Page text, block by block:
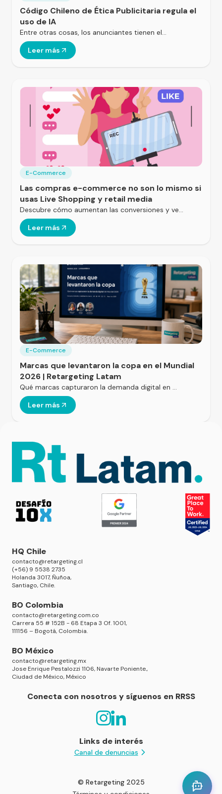
Código Chileno de Ética Publicitaria regula el
uso de IA
Entre otras cosas, los anunciantes tienen el…
Leer más
E-Commerce
Las compras e-commerce no son lo mismo si
usas Live Shopping y retail media
Descubre cómo aumentan las conversiones y ve…
Leer más
E-Commerce
Marcas que levantaron la copa en el Mundial
2026 | Retargeting Latam
Qué marcas capturaron la demanda digital en …
Leer más
HQ Chile
contacto@retargeting.cl
(+56) 9 5538 2735
Holanda 3017, Ñuñoa,
Santiago, Chile.
BO Colombia
contacto@retargeting.com.co
Carrera 55 # 152B - 68 Etapa 3 Of. 1001,
111156 – Bogotá, Colombia.
BO México
contacto@retargeting.mx
Jose Enrique Pestalozzi 1106, Navarte Poniente.,
Ciudad de México, México
Conecta con nosotros y síguenos en RRSS
Links de interés
Canal de denuncias
© Retargeting 2025